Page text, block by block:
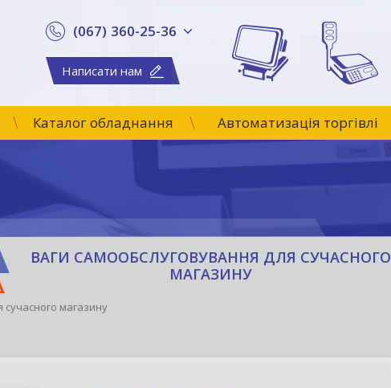
(067) 360-25-36
Написати нам
Каталог обладнання Автоматизація торгівлі
ВАГИ САМООБСЛУГОВУВАННЯ ДЛЯ СУЧАСНОГО
МАГАЗИНУ
сучасного магазину